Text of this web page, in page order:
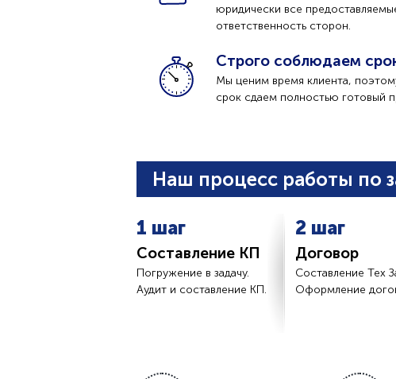
юридически все
ответственность сторон.
Строго соблюдаем
Мы ценим время клиента,
срок сдаем полностью готовый
Наш процесс работы по
1 шаг
Составление КП
Погружение в задачу.
Аудит и составление КП.
2 шаг
Договор
Составление Тех
Оформление